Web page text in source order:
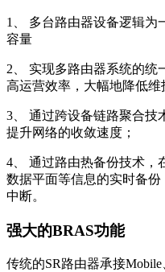
1、 多台路由器设备逻辑为
容量
2、 实现多路由器系统的统
高运营效率，大幅地降低维
3、 通过跨设备链路聚合技
提升网络的收敛速度；
4、 通过路由热备份技术，
数据平面等信息的实时备
中断。
强大的BRAS功能
传统的SR路由器承接Mobile